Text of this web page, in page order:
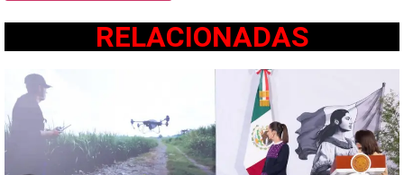
RELACIONADAS